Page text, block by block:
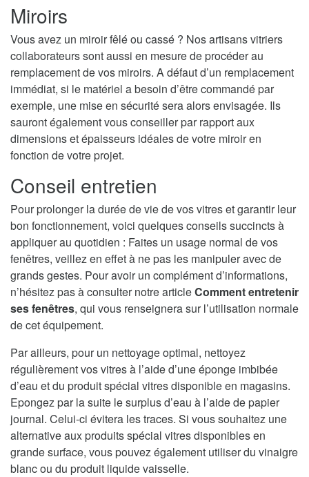
Miroirs
Vous avez un miroir fêlé ou cassé ? Nos artisans vitriers
collaborateurs sont aussi en mesure de procéder au
remplacement de vos miroirs. A défaut d’un remplacement
immédiat, si le matériel a besoin d’être commandé par
exemple, une mise en sécurité sera alors envisagée. Ils
sauront également vous conseiller par rapport aux
dimensions et épaisseurs idéales de votre miroir en
fonction de votre projet.
Conseil entretien
Pour prolonger la durée de vie de vos vitres et garantir leur
bon fonctionnement, voici quelques conseils succincts à
appliquer au quotidien : Faites un usage normal de vos
fenêtres, veillez en effet à ne pas les manipuler avec de
grands gestes. Pour avoir un complément d’informations,
n’hésitez pas à consulter notre articleComment entretenir
ses fenêtres, qui vous renseignera sur l’utilisation normale
de cet équipement.
Par ailleurs, pour un nettoyage optimal, nettoyez
régulièrement vos vitres à l’aide d’une éponge imbibée
d’eau et du produit spécial vitres disponible en magasins.
Epongez par la suite le surplus d’eau à l’aide de papier
journal. Celui-ci évitera les traces. Si vous souhaitez une
alternative aux produits spécial vitres disponibles en
grande surface, vous pouvez également utiliser du vinaigre
blanc ou du produit liquide vaisselle.